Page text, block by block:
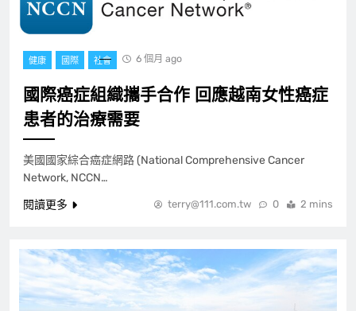
健康 國際 社會 6 個月 ago
國際癌症組織攜手合作 回應越南女性癌症
患者的治療需要
美國國家綜合癌症網路 (National Comprehensive Cancer
Network, NCCN…
閱讀更多
terry@111.com.tw 0 2 mins